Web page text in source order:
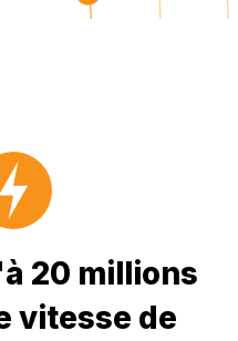
20 millions
vitesse de